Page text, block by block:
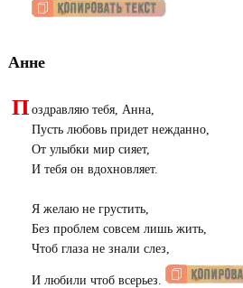
Анне
П оздравляю тебя, Анна,
Пусть любовь придет нежданно,
От улыбки мир сияет,
И тебя он вдохновляет.
Я желаю не грустить,
Без проблем совсем лишь жить,
Чтоб глаза не знали слез,
И любили чтоб всерьез.